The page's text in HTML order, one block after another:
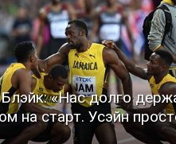
«Нас долго
на старт. Усэйн
ЧИТАТЬ